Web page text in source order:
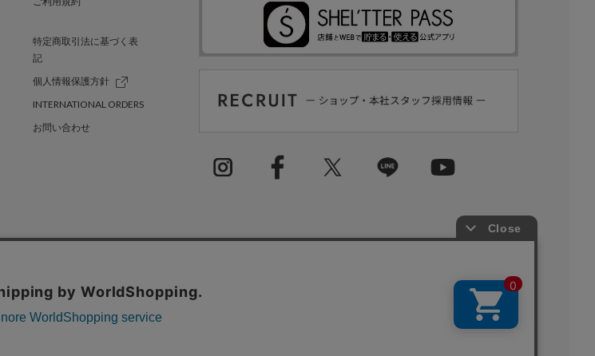
特定商取引法に基づく表
記
個人情報保護方針
INTERNATIONAL ORDERS
お問い合わせ
採用情報